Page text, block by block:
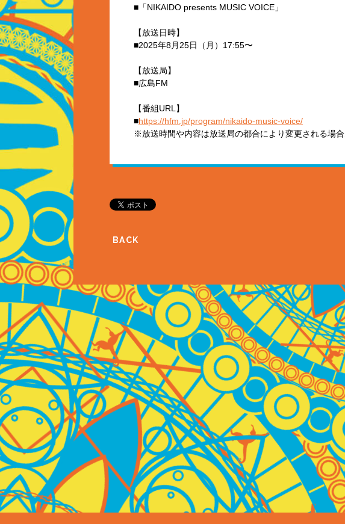
■「NIKAIDO presents MUSIC VOICE」
【放送日時】
■2025年8月25日（月）17:55〜
【放送局】
■広島FM
【番組URL】
■https://hfm.jp/program/nikaido-music-voice/
※放送時間や内容は放送局の都合により変更される場
BACK